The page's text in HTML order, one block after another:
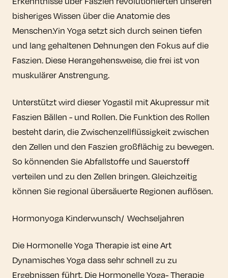
bisheriges Wissen über die Anatomie des
Menschen.Yin Yoga setzt sich durch seinen tiefen
und lang gehaltenen Dehnungen den Fokus auf die
Faszien. Diese Herangehensweise, die frei ist von
muskulärer Anstrengung.
Unterstützt wird dieser Yogastil mit Akupressur mit
Faszien Bällen - und Rollen. Die Funktion des Rollen
besteht darin, die Zwischenzellflüssigkeit zwischen
den Zellen und den Faszien großflächig zu bewegen.
So könnenden Sie Abfallstoffe und Sauerstoff
verteilen und zu den Zellen bringen. Gleichzeitig
können Sie regional übersäuerte Regionen auflösen.
Hormonyoga Kinderwunsch/ Wechseljahren
Die Hormonelle Yoga Therapie ist eine Art
Dynamisches Yoga dass sehr schnell zu zu
Ergebnissen führt. Die Hormonelle Yoga- Therapie